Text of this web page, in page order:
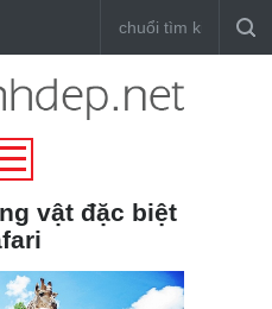
vật đặc biệt